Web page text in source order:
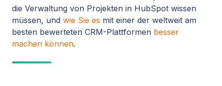
die Verwaltung von Projekten in HubSpot wissen
müssen, und wie Sie es mit einer der weltweit am
besten bewerteten CRM-Plattformen besser
machen können.